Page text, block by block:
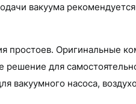
вакуума
простоев. Оригинальные
для
насоса,